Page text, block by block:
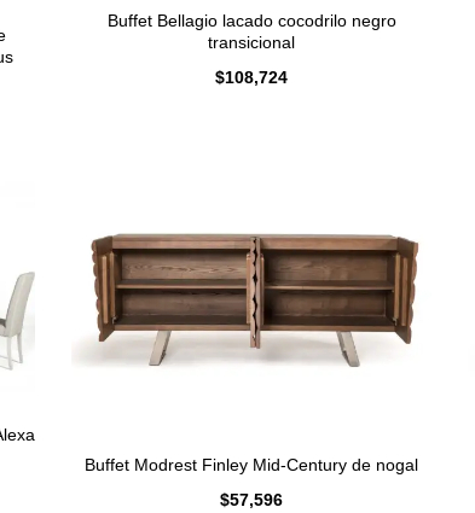
Buffet Bellagio lacado cocodrilo negro
transicional
$108,724
Buffet Modrest Finley Mid-Century de nogal
$57,596